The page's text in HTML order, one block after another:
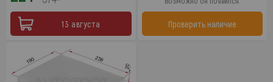
13 августа Проверить наличие